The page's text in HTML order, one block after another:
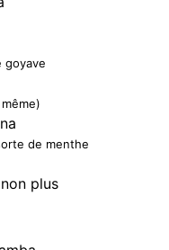
goyave
de menthe
plus